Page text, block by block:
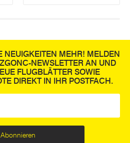
NEUIGKEITEN MEHR! MELDEN
NEWSLETTER AN UND
FLUGBLÄTTER SOWIE
DIREKT IN IHR POSTFACH.
Abonnieren